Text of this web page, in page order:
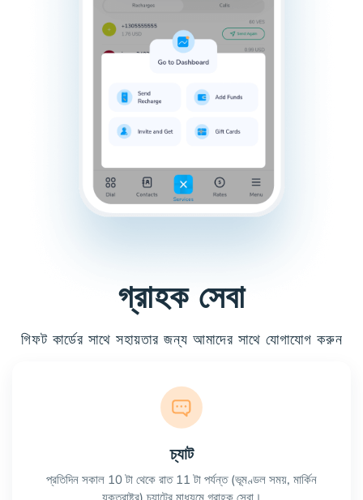
গ্রাহক সেবা
গিফট কার্ডের সাথে সহায়তার জন্য আমাদের সাথে যোগাযোগ করুন
চ্যাট
প্রতিদিন সকাল 10 টা থেকে রাত 11 টা পর্যন্ত (ভূমণ্ডল সময়, মার্কিন